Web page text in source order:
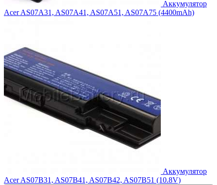
Аккумулятор
Acer AS07A31, AS07A41, AS07A51, AS07A75 (4400mAh)
Аккумулятор
Acer AS07B31, AS07B41, AS07B42, AS07B51 (10.8V)